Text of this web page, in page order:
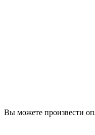
Вы можете произвести